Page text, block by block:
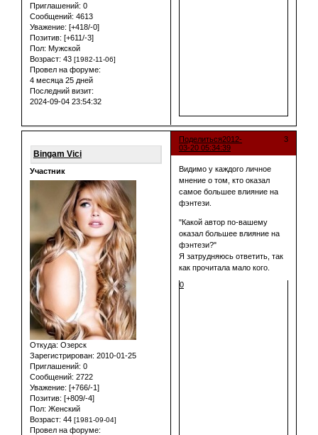
Приглашений: 0
Сообщений: 4613
Уважение: [+418/-0]
Позитив: [+611/-3]
Пол: Мужской
Возраст: 43 [1982-11-06]
Провел на форуме:
4 месяца 25 дней
Последний визит:
2024-09-04 23:54:32
Поделиться 3
2012-
03-20 05:34:39
Bingam Vici
Участник
Откуда: Озерск
Зарегистрирован: 2010-01-25
Приглашений: 0
Сообщений: 2722
Уважение: [+766/-1]
Позитив: [+809/-4]
Пол: Женский
Возраст: 44 [1981-09-04]
Провел на форуме:
Видимо у каждого личное
мнение о том, кто оказал
самое большее влияние на
фэнтези.
"Какой автор по-вашему
оказал большее влияние на
фэнтези?"
Я затрудняюсь ответить, так
как прочитала мало кого.
0